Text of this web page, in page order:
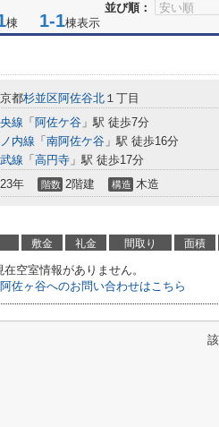
並び順：
棟 1-1棟表示
都杉並区阿佐谷北 １丁目
線 「 阿佐ケ谷 」駅 徒歩7分
内線 「 南阿佐ケ谷 」駅 徒歩16分
線 「 高円寺 」駅 徒歩17分
年 階数 2階建 構造 木造
敷金 礼金 間取り 面積
在空室情報がありません。
佐ヶ谷へのお問い合わせはこちら